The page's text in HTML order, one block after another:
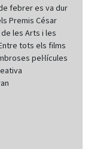
febrer es va dur
Premis César
les Arts i les
tots els films
pel·lícules